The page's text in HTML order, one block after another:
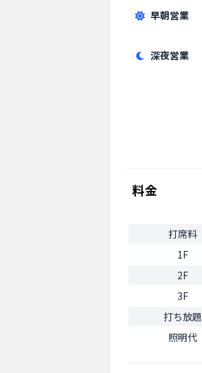
早朝営業
深夜営業
料金
打席料
1F
2F
3F
打ち放題
照明代